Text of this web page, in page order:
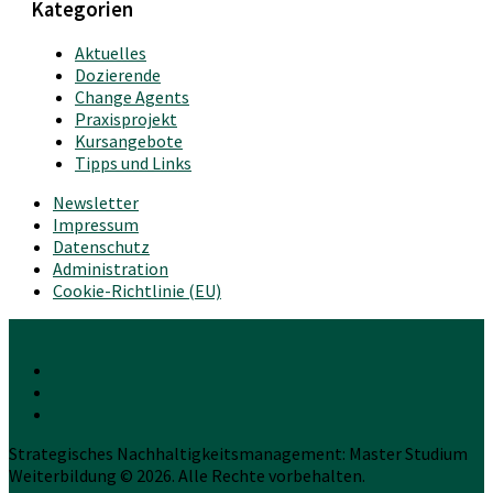
Kategorien
Aktuelles
Dozierende
Change Agents
Praxisprojekt
Kursangebote
Tipps und Links
Newsletter
Impressum
Datenschutz
Administration
Cookie-Richtlinie (EU)
Strategisches Nachhaltigkeitsmanagement: Master Studium
Weiterbildung © 2026. Alle Rechte vorbehalten.